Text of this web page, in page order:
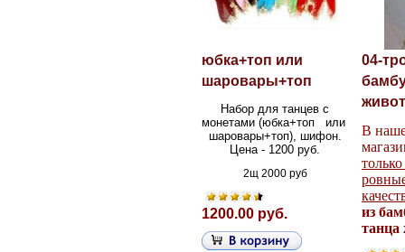
юбка+топ или
шаровары+топ
Набор для танцев с
монетами (юбка+топ или
шаровары+топ), шифон.
Цена - 1200 руб.
2щ 2000 руб
1200.00 руб.
04-
В
из
танца